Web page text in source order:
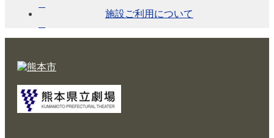
ス
カ
フ
ェ
施設ご利用について